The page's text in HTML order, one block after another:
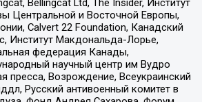
Bellingcat Ltd, The Insider, Институт
Центральной и Восточной Европы,
Calvert 22 Foundation, Канадский
Институт Макдональда-Лорье,
федерация Канады,
научный центр им Вудро
пресса, Возрождение, Всеукраинский
Русский антивоенный комитет в